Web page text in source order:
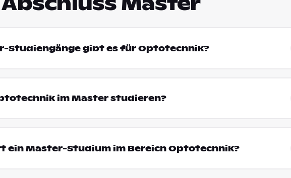
Studiengänge gibt es für Optotechnik?
im Master studieren?
ein Master-Studium im Bereich Optotechnik?